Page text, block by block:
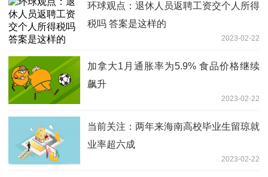
环球观点：退休人员返聘工资交个人所得
税吗 答案是这样的
2023-02-22
加拿大1月通胀率为5.9% 食品价格继续
飙升
2023-02-22
当前关注：两年来海南高校毕业生留琼就
业率超六成
2023-02-22